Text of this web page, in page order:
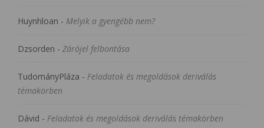
Huynhloan - Melyik a gyengébb nem?
Dzsorden - Zárójel felbontása
TudományPláza - Feladatok és megoldások deriválás
témakörben
Dávid - Feladatok és megoldások deriválás témakörben